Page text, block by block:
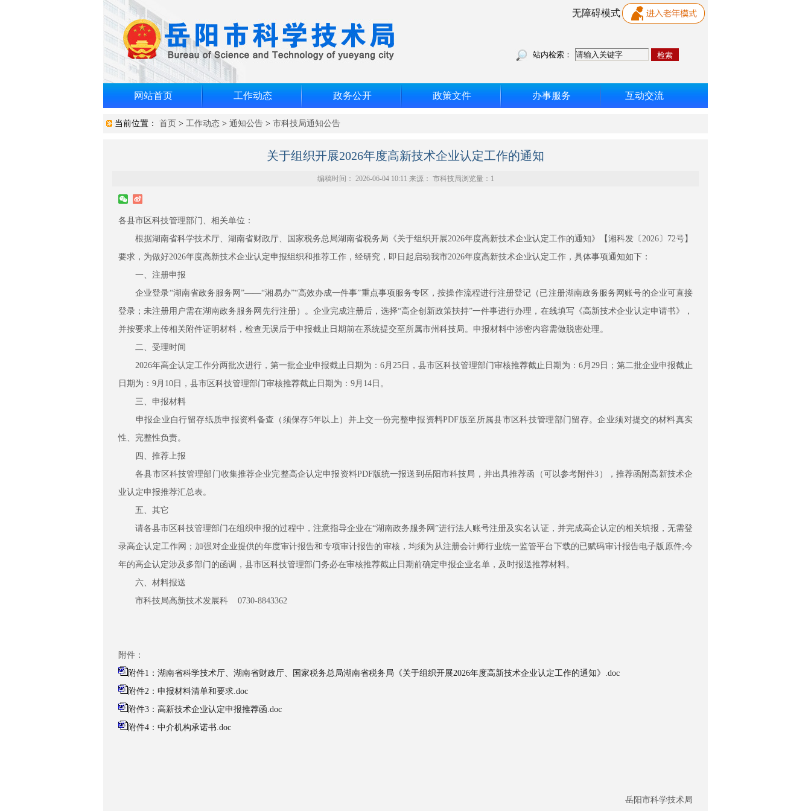
站内检索：
网站首页 工作动态 政务公开 政策文件 办事服务 互动交流
无障碍模式
当前位置： 首页 > 工作动态 > 通知公告 > 市科技局通知公告
关于组织开展2026年度高新技术企业认定工作的通知
编稿时间： 2026-06-04 10:11 来源： 市科技局浏览量： 1
各县市区科技管理部门、相关单位：
根据湖南省科学技术厅、湖南省财政厅、国家税务总局湖南省税务局《关于组织开展2026年度高新技术企业认定工作的通知》【湘科发〔2026〕72号】
要求，为做好2026年度高新技术企业认定申报组织和推荐工作，经研究，即日起启动我市2026年度高新技术企业认定工作，具体事项通知如下：
一、注册申报
企业登录“湖南省政务服务网”——“湘易办”“高效办成一件事”重点事项服务专区，按操作流程进行注册登记（已注册湖南政务服务网账号的企业可直接
登录；未注册用户需在湖南政务服务网先行注册）。企业完成注册后，选择“高企创新政策扶持”一件事进行办理，在线填写《高新技术企业认定申请书》，
并按要求上传相关附件证明材料，检查无误后于申报截止日期前在系统提交至所属市州科技局。申报材料中涉密内容需做脱密处理。
二、受理时间
2026年高企认定工作分两批次进行，第一批企业申报截止日期为：6月25日，县市区科技管理部门审核推荐截止日期为：6月29日；第二批企业申报截止
日期为：9月10日，县市区科技管理部门审核推荐截止日期为：9月14日。
三、申报材料
申报企业自行留存纸质申报资料备查（须保存5年以上）并上交一份完整申报资料PDF版至所属县市区科技管理部门留存。企业须对提交的材料真实
性、完整性负责。
四、推荐上报
各县市区科技管理部门收集推荐企业完整高企认定申报资料PDF版统一报送到岳阳市科技局，并出具推荐函（可以参考附件3），推荐函附高新技术企
业认定申报推荐汇总表。
五、其它
请各县市区科技管理部门在组织申报的过程中，注意指导企业在“湖南政务服务网”进行法人账号注册及实名认证，并完成高企认定的相关填报，无需登
录高企认定工作网；加强对企业提供的年度审计报告和专项审计报告的审核，均须为从注册会计师行业统一监管平台下载的已赋码审计报告电子版原件;今
年的高企认定涉及多部门的函调，县市区科技管理部门务必在审核推荐截止日期前确定申报企业名单，及时报送推荐材料。
六、材料报送
市科技局高新技术发展科 0730-8843362
附件：
附件1：湖南省科学技术厅、湖南省财政厅、国家税务总局湖南省税务局《关于组织开展2026年度高新技术企业认定工作的通知》.doc
附件2：申报材料清单和要求.doc
附件3：高新技术企业认定申报推荐函.doc
附件4：中介机构承诺书.doc
岳阳市科学技术局